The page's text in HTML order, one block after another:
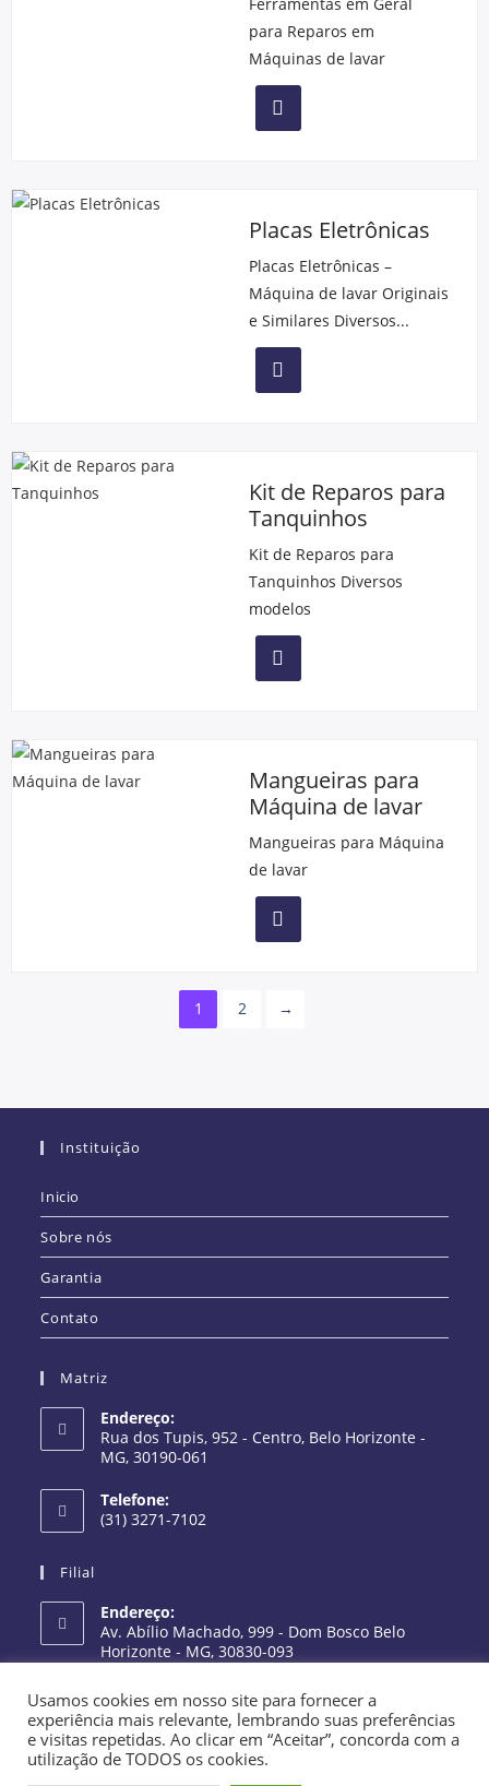
para Reparos em
Máquinas de lavar
Placas Eletrônicas
Placas Eletrônicas –
Máquina de lavar Originais
e Similares Diversos...
Kit de Reparos para
Tanquinhos
Kit de Reparos para
Tanquinhos Diversos
modelos
Mangueiras para
Máquina de lavar
Mangueiras para Máquina
de lavar
1 2 →
Instituição
Inicio
Sobre nós
Garantia
Contato
Matriz
Endereço:
Rua dos Tupis, 952 - Centro, Belo Horizonte -
MG, 30190-061
Telefone:
(31) 3271-7102
Filial
Endereço:
Av. Abílio Machado, 999 - Dom Bosco Belo
Horizonte - MG, 30830-093
Telefone:
(31) 3586-7020
Usamos cookies em nosso site para fornecer a
experiência mais relevante, lembrando suas preferências
e visitas repetidas. Ao clicar em “Aceitar”, concorda com a
utilização de TODOS os cookies.